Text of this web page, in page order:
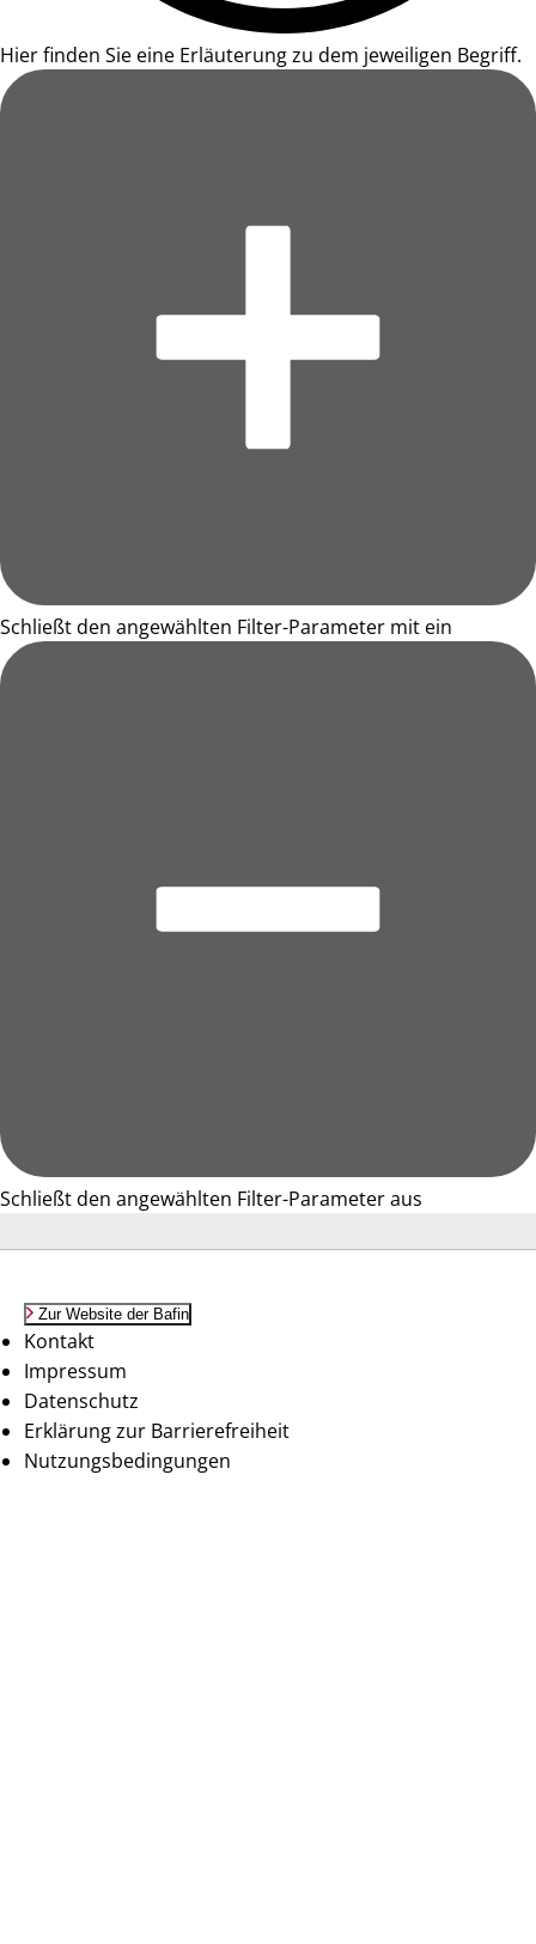
Hier finden Sie eine Erläuterung zu dem jeweiligen Begriff.
Schließt den angewählten Filter-Parameter mit ein
Schließt den angewählten Filter-Parameter aus
Zur Website der Bafin
Kontakt
Impressum
Datenschutz
Erklärung zur Barrierefreiheit
Nutzungsbedingungen